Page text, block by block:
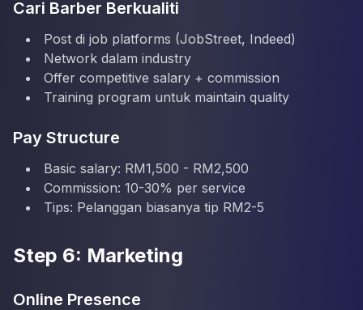
Cari Barber Berkualiti
Post di job platforms (JobStreet, Indeed)
Network dalam industry
Offer competitive salary + commission
Training program untuk maintain quality
Pay Structure
Basic salary: RM1,500 - RM2,500
Commission: 10-30% per service
Tips: Pelanggan biasanya tip RM2-5
Step 6: Marketing
Online Presence